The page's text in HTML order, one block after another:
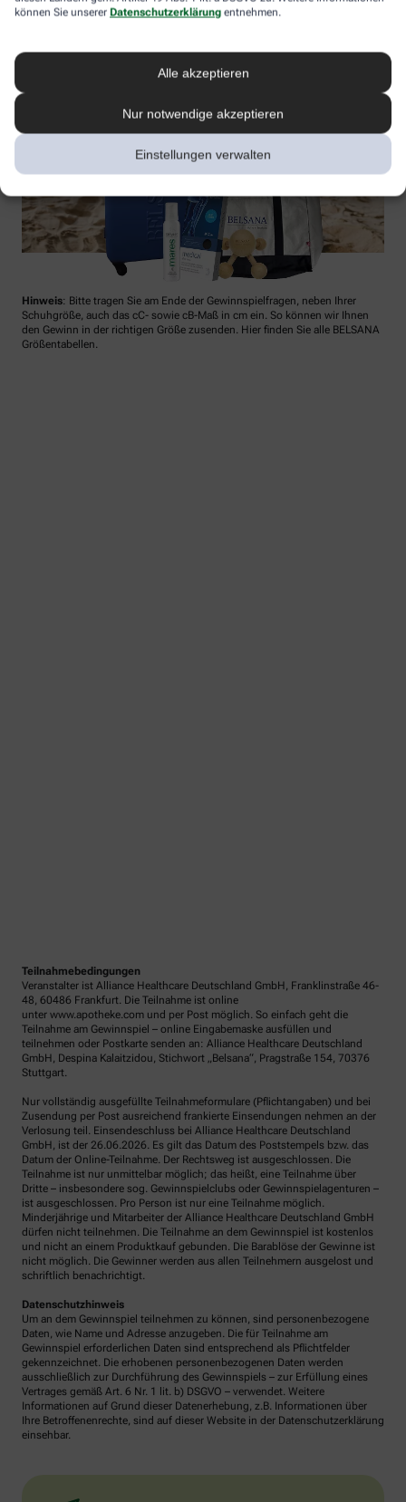
können Sie unserer Datenschutzerklärung entnehmen.
Alle akzeptieren
Nur notwendige akzeptieren
Einstellungen verwalten
Hinweis: Bitte tragen Sie am Ende der Gewinnspielfragen, neben Ihrer
Schuhgröße, auch das cC- sowie cB-Maß in cm ein. So können wir Ihnen
den Gewinn in der richtigen Größe zusenden. Hier finden Sie alle BELSANA
Größentabellen.
Teilnahmebedingungen
Veranstalter ist Alliance Healthcare Deutschland GmbH, Franklinstraße 46-
48, 60486 Frankfurt. Die Teilnahme ist online
unter www.apotheke.com und per Post möglich. So einfach geht die
Teilnahme am Gewinnspiel – online Eingabemaske ausfüllen und
teilnehmen oder Postkarte senden an: Alliance Healthcare Deutschland
GmbH, Despina Kalaitzidou, Stichwort „Belsana“, Pragstraße 154, 70376
Stuttgart.
Nur vollständig ausgefüllte Teilnahmeformulare (Pflichtangaben) und bei
Zusendung per Post ausreichend frankierte Einsendungen nehmen an der
Verlosung teil. Einsendeschluss bei Alliance Healthcare Deutschland
GmbH, ist der 26.06.2026. Es gilt das Datum des Poststempels bzw. das
Datum der Online-Teilnahme. Der Rechtsweg ist ausgeschlossen. Die
Teilnahme ist nur unmittelbar möglich; das heißt, eine Teilnahme über
Dritte – insbesondere sog. Gewinnspielclubs oder Gewinnspielagenturen –
ist ausgeschlossen. Pro Person ist nur eine Teilnahme möglich.
Minderjährige und Mitarbeiter der Alliance Healthcare Deutschland GmbH
dürfen nicht teilnehmen. Die Teilnahme an dem Gewinnspiel ist kostenlos
und nicht an einem Produktkauf gebunden. Die Barablöse der Gewinne ist
nicht möglich. Die Gewinner werden aus allen Teilnehmern ausgelost und
schriftlich benachrichtigt.
Datenschutzhinweis
Um an dem Gewinnspiel teilnehmen zu können, sind personenbezogene
Daten, wie Name und Adresse anzugeben. Die für Teilnahme am
Gewinnspiel erforderlichen Daten sind entsprechend als Pflichtfelder
gekennzeichnet. Die erhobenen personenbezogenen Daten werden
ausschließlich zur Durchführung des Gewinnspiels – zur Erfüllung eines
Vertrages gemäß Art. 6 Nr. 1 lit. b) DSGVO – verwendet. Weitere
Informationen auf Grund dieser Datenerhebung, z.B. Informationen über
Ihre Betroffenenrechte, sind auf dieser Website in der Datenschutzerklärung
einsehbar.